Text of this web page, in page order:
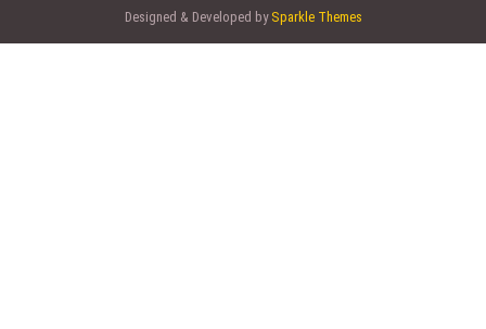
Designed & Developed by Sparkle Themes